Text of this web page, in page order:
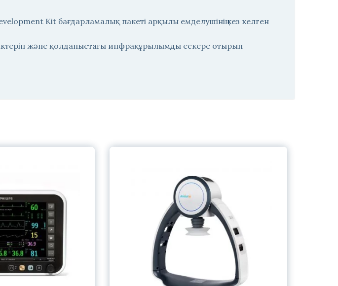
Kit бағдарламалық пакеті арқылы емделушінің кез келген
және қолданыстағы инфрақұрылымды ескере отырып